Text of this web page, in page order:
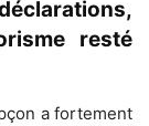
resté
a fortement